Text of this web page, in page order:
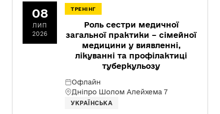
08
ЛИП
2026
ТРЕНІНГ
Роль сестри медичної
загальної практики – сімейної
медицини у виявленні,
лікуванні та профілактиці
туберкульозу
Офлайн
Дніпро Шолом Алейхема 7
УКРАЇНСЬКА